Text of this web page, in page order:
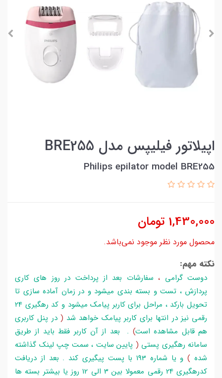
اپیلاتور فیلیپس مدل BRE255
Philips epilator model BRE255
1,430,000 تومان
محصول مورد نظر موجود نمی‌باشد.
نکته مهم:
دوست گرامی ،سفارشات بعد از پرداخت در روز های کاری
پردازش ، تست و بسته بندی میشود و در زمان آماده سازی تا
تحویل بارکد ، مراحل برای کاربر پیامک میشود و کد رهگیری 24
رقمی نیز در انتها برای کاربر پیامک خواهد شد ( در پنل کاربری
هم قابل مشاهده است) . بعد از آن کاربر فقط باید از طریق
سامانه رهگیری پستی ( پایین سایت ، سمت چپ لینک گذاشته
شده )
و یا شماره 193 با پست پیگیری کند . بعد از دریافت
کدرهگیری 24 رقمی معمولا بین 3 الی 12 روز یا بیشتر بسته ها